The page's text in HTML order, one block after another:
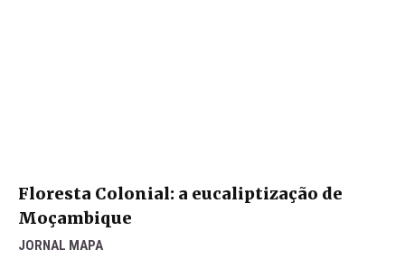
Floresta Colonial: a eucaliptização de
Moçambique
JORNAL MAPA